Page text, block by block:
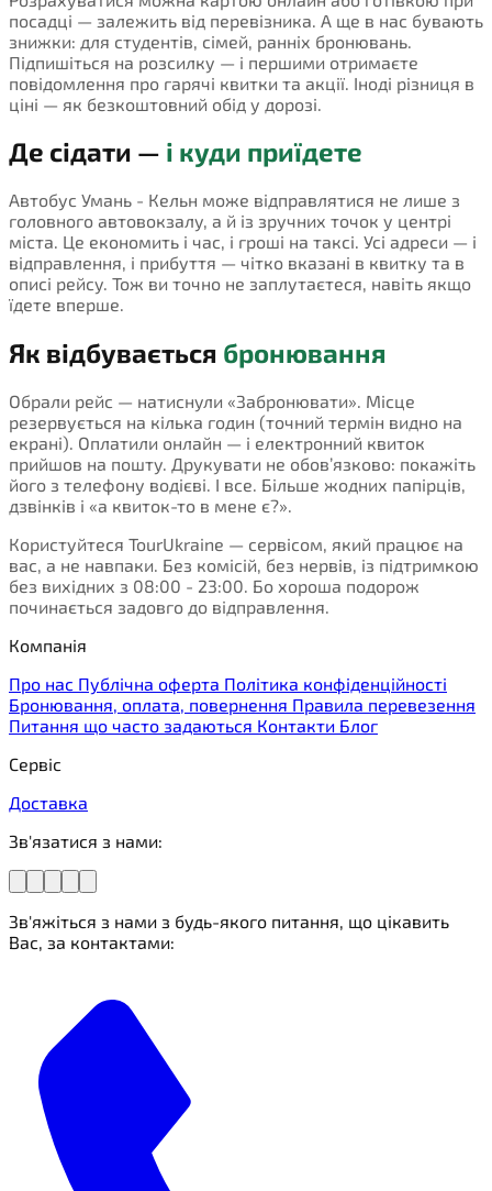
посадці — залежить від перевізника. А ще в нас бувають
знижки: для студентів, сімей, ранніх бронювань.
Підпишіться на розсилку — і першими отримаєте
повідомлення про гарячі квитки та акції. Іноді різниця в
ціні — як безкоштовний обід у дорозі.
Де сідати — і куди приїдете
Автобус Умань - Кельн може відправлятися не лише з
головного автовокзалу, а й із зручних точок у центрі
міста. Це економить і час, і гроші на таксі. Усі адреси — і
відправлення, і прибуття — чітко вказані в квитку та в
описі рейсу. Тож ви точно не заплутаєтеся, навіть якщо
їдете вперше.
Як відбувається бронювання
Обрали рейс — натиснули «Забронювати». Місце
резервується на кілька годин (точний термін видно на
екрані). Оплатили онлайн — і електронний квиток
прийшов на пошту. Друкувати не обов’язково: покажіть
його з телефону водієві. І все. Більше жодних папірців,
дзвінків і «а квиток-то в мене є?».
Користуйтеся TourUkraine — сервісом, який працює на
вас, а не навпаки. Без комісій, без нервів, із підтримкою
без вихідних з 08:00 - 23:00. Бо хороша подорож
починається задовго до відправлення.
Компанія
Про нас Публічна оферта Політика конфіденційності
Бронювання, оплата, повернення Правила перевезення
Питання що часто задаються Контакти Блог
Сервіс
Доставка
Зв'язатися з нами:
Зв'яжіться з нами з будь-якого питання, що цікавить
Вас, за контактами: